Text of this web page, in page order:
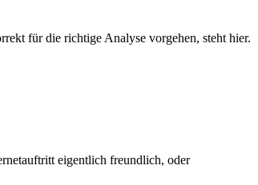
für die richtige Analyse vorgehen, steht hier.
eigentlich freundlich, oder